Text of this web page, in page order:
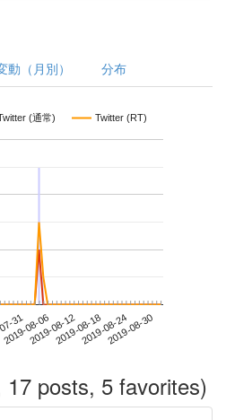
動（月別） 分布
(通常) Twitter (RT)
31
2019-08-062019-08-122019-08-182019-08-242019-08-30
17 posts, 5 favorites)